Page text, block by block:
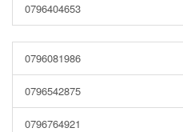
0796404653
0796081986
0796542875
0796764921